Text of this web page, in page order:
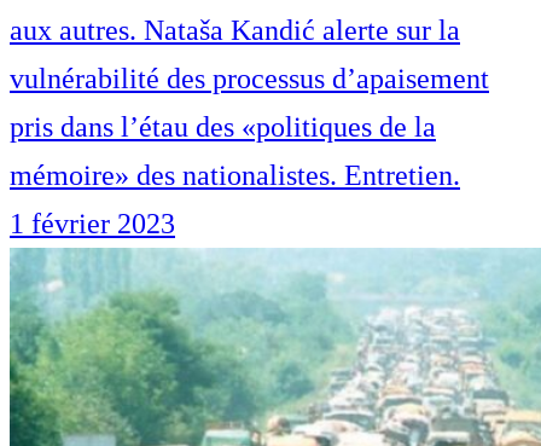
aux autres. Nataša Kandić alerte sur la
vulnérabilité des processus d’apaisement
pris dans l’étau des «politiques de la
mémoire» des nationalistes. Entretien.
1 février 2023